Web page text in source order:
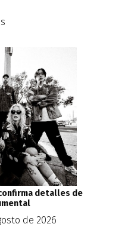
confirma detalles de
de 2026